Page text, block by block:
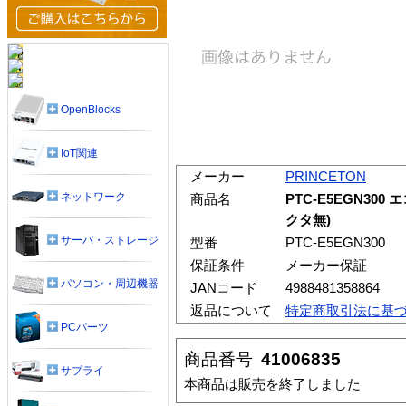
メーカー
PRINCETON
商品名
PTC-E5EGN300
クタ無)
型番
PTC-E5EGN300
保証条件
メーカー保証
JANコード
4988481358864
返品について
特定商取引法に基
商品番号 41006835
本商品は販売を終了しました
OpenBlocks
IoT関連
ネットワーク
サーバ・ストレージ
パソコン・周辺機器
PCパーツ
サプライ